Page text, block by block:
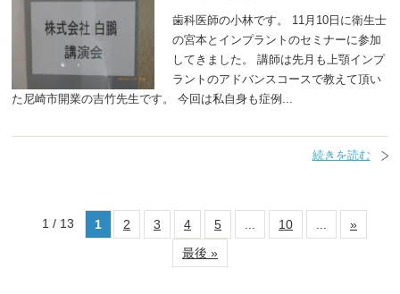
歯科医師の小林です。 11月10日に衛生士
の宮本とインプラントのセミナーに参加
してきました。 講師は先月も上顎インプ
ラントのアドバンスコースで教えて頂い
た尼崎市開業の吉竹先生です。 今回は私自身も症例...
続きを読む
1 / 13 1 2 3 4 5 ... 10 ...
»
最後 »